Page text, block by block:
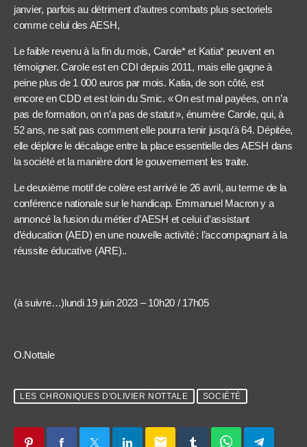
janvier, parfois au détriment d’autres combats plus sectoriels
comme celui des AESH,
Le faible revenu à la fin du mois, Carole* et Katia* peuvent en
témoigner. Carole est en CDI depuis 2011, mais elle gagne à
peine plus de 1 000 euros par mois. Katia, de son côté, est
encore en CDD et est loin du Smic. « On est mal payées, on n’a
pas de formation, on n’a pas de statut », énumère Carole, qui, à
52 ans, ne sait pas comment elle pourra tenir jusqu’à 64. Dépitée,
elle déplore le décalage entre la place essentielle des AESH dans
la société et la manière dont le gouvernement les traite.
Le deuxième motif de colère est arrivé le 26 avril, au terme de la
conférence nationale sur le handicap. Emmanuel Macron y a
annoncé la fusion du métier d’AESH et celui d’assistant
d’éducation (AED) en une nouvelle activité : l’accompagnant à la
réussite éducative (ARE)..
(à suivre…)lundi 19 juin 2023 – 10h20 / 17h05
O.Nottale
LES CHRONIQUES D'OLIVIER NOTTALE SOCIÉTÉ
email